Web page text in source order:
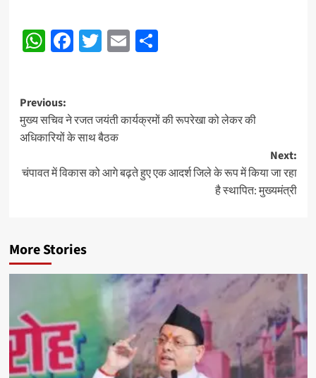
Post
navigation
WhatsApp
Facebook
Twitter
EmailShare
Post
navigation
Previous:
मुख्य सचिव ने रजत जयंती कार्यक्रमों की रूपरेखा को लेकर की
अधिकारियों के साथ बैठक
Next:
चंपावत में विकास को आगे बढ़ते हुए एक आदर्श जिले के रूप में किया जा रहा
है स्थापित: मुख्यमंत्री
More Stories